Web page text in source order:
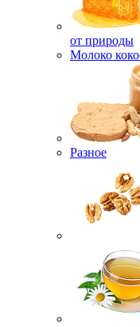
от природы
Молоко
Разное